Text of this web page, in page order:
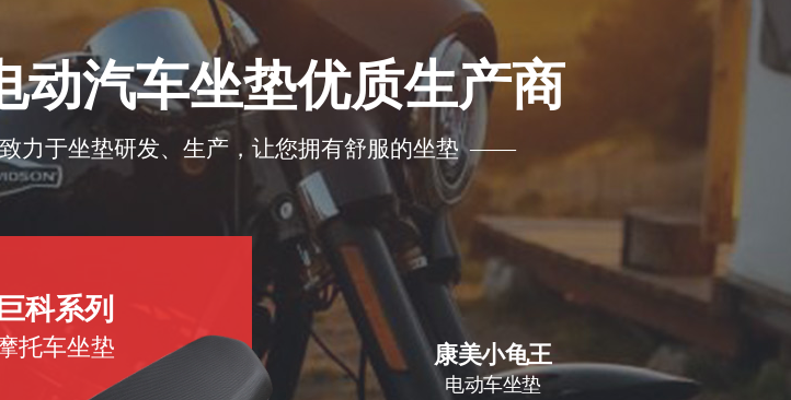
巨科系列
托车坐垫 康美小龟王
电动车坐垫
力于坐垫研发、生产，让您拥有舒服的坐垫 ——
动汽车坐垫优质生产商